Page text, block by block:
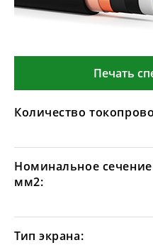
Печать
Количество
Номинальное
мм2:
Тип экрана: